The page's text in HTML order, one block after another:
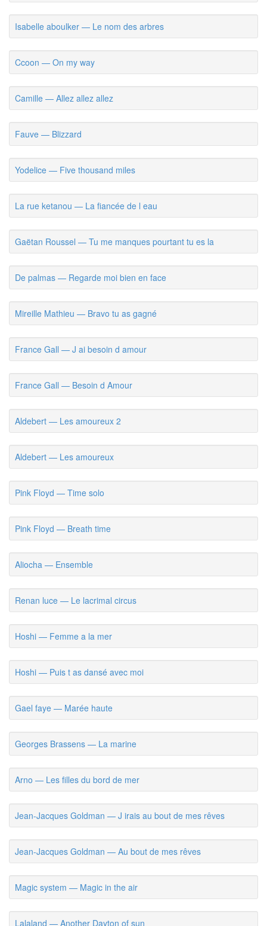
Isabelle aboulker — Le nom des arbres
Ccoon — On my way
Camille — Allez allez allez
Fauve — Blizzard
Yodelice — Five thousand miles
La rue ketanou — La fiancée de l eau
Gaëtan Roussel — Tu me manques pourtant tu es la
De palmas — Regarde moi bien en face
Mireille Mathieu — Bravo tu as gagné
France Gall — J ai besoin d amour
France Gall — Besoin d Amour
Aldebert — Les amoureux 2
Aldebert — Les amoureux
Pink Floyd — Time solo
Pink Floyd — Breath time
Aliocha — Ensemble
Renan luce — Le lacrimal circus
Hoshi — Femme a la mer
Hoshi — Puis t as dansé avec moi
Gael faye — Marée haute
Georges Brassens — La marine
Arno — Les filles du bord de mer
Jean-Jacques Goldman — J irais au bout de mes rêves
Jean-Jacques Goldman — Au bout de mes rêves
Magic system — Magic in the air
Lalaland — Another Dayton of sun